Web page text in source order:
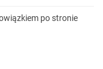
po stronie